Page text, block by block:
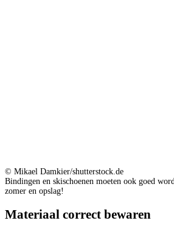
© Mikael Damkier/shutterstock.de
Bindingen en skischoenen moeten ook goed
zomer en opslag!
Materiaal correct bewaren